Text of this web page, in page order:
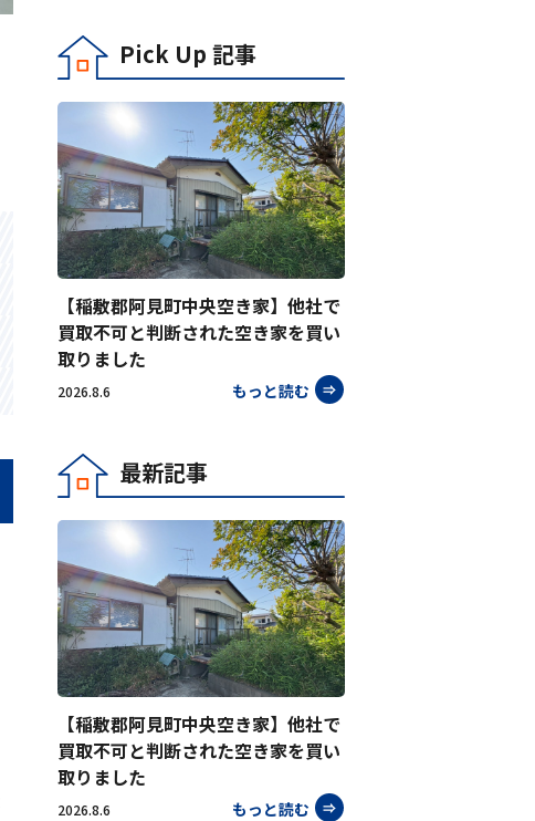
Pick Up 記事
【稲敷郡阿見町中央空き家】他社で
買取不可と判断された空き家を買い
取りました
2026.8.6 もっと読む
最新記事
【稲敷郡阿見町中央空き家】他社で
買取不可と判断された空き家を買い
取りました
2026.8.6 もっと読む